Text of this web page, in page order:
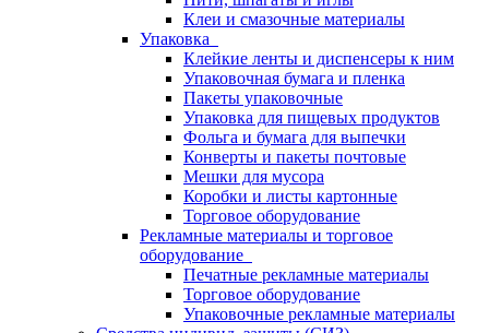
Клеи и смазочные материалы
Упаковка
Клейкие ленты и диспенсеры к ним
Упаковочная бумага и пленка
Пакеты упаковочные
Упаковка для пищевых продуктов
Фольга и бумага для выпечки
Конверты и пакеты почтовые
Мешки для мусора
Коробки и листы картонные
Торговое оборудование
Рекламные материалы и торговое
оборудование
Печатные рекламные материалы
Торговое оборудование
Упаковочные рекламные материалы